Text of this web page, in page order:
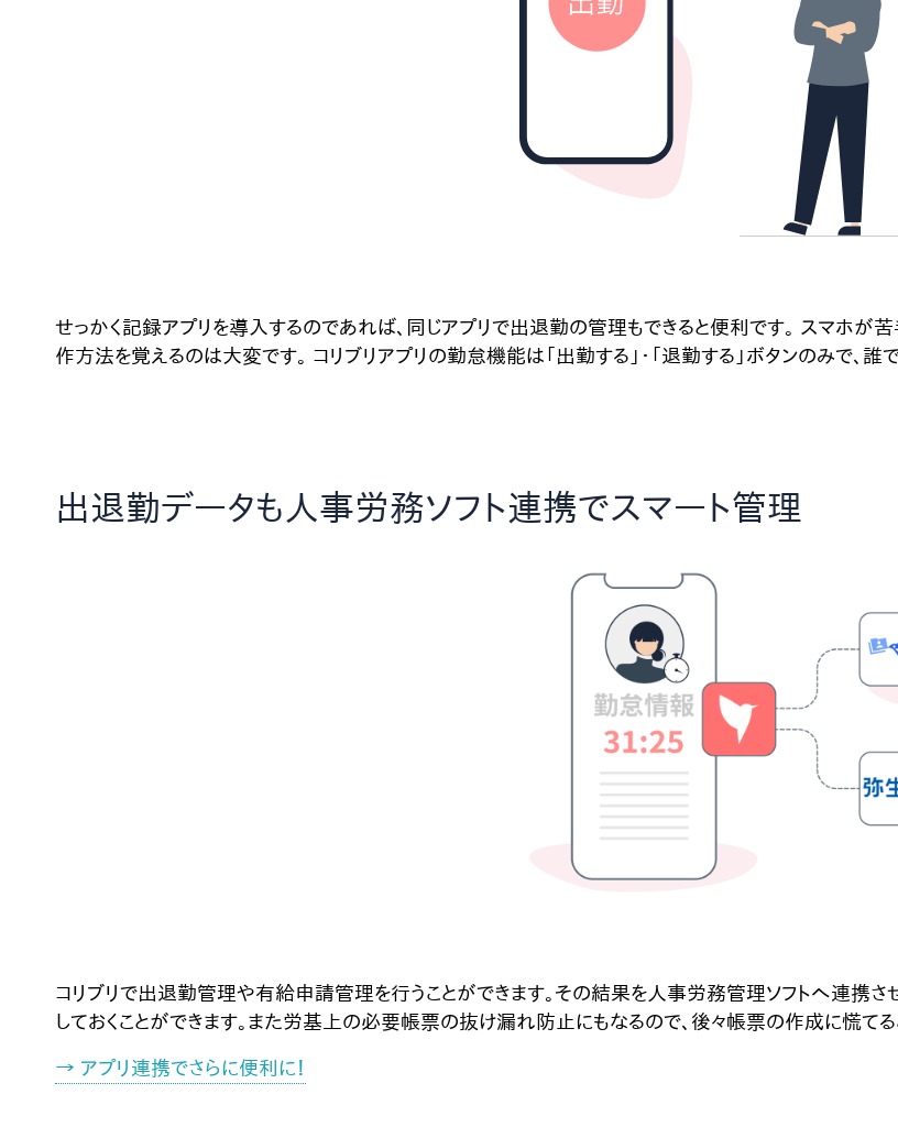
せっかく記録アプリを導入するのであれば、同じアプリで出退勤の管理もできると便利です。 スマホが
作方法を覚えるのは大変です。 コリブリアプリの勤怠機能は「出勤する」・「退勤する」ボタンのみで、誰
出退勤データも人事労務ソフト連携でスマート管理
コリブリで出退勤管理や有給申請管理を行うことができます。その結果を人事労務管理ソフトへ連携さ
しておくことができます。また労基上の必要帳票の抜け漏れ防止にもなるので、後々帳票の作成に慌てる
→ アプリ連携でさらに便利に！